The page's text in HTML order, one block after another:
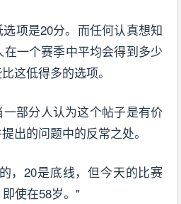
项是20分。而任何认真想知
一个赛季中平均会得到多少
这低得多的选项。
部分人认为这个帖子是有价
出的问题中的反常之处。
，20是底线，但今天的比赛
使在58岁。"